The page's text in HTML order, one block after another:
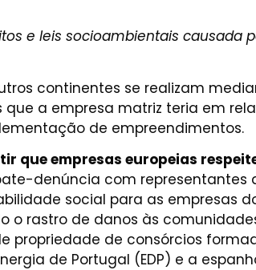
e leis socioambientais causada
continentes se realizam
a empresa matriz teria em
de empreendimentos.
que empresas europeias
denúncia com representantes
social para as empresas
o rastro de danos às
propriedade de consórcios
de Portugal (EDP) e a